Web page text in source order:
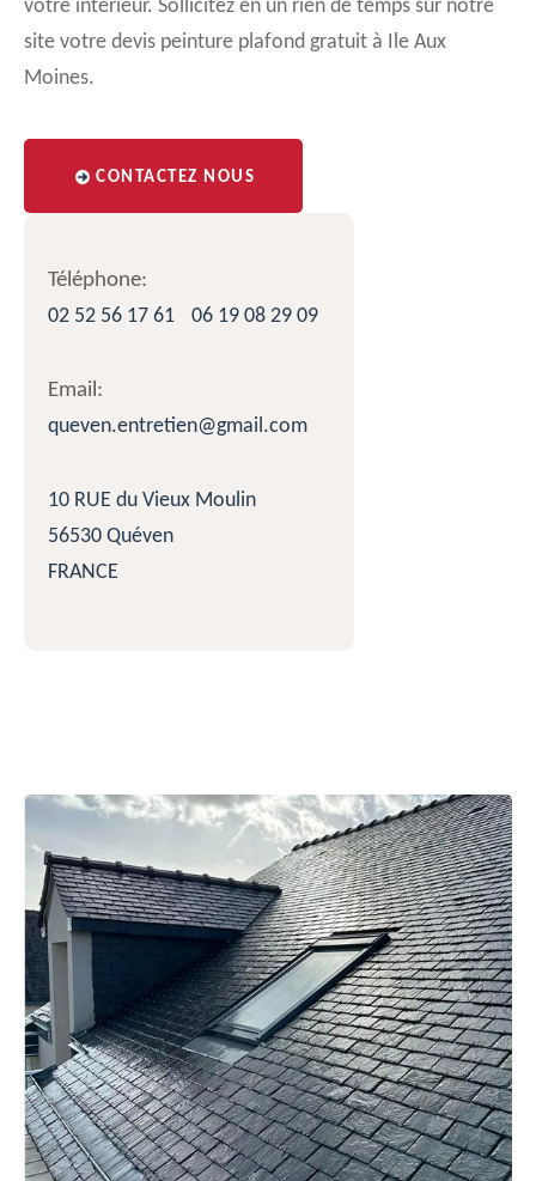
votre intérieur. Sollicitez en un rien de temps sur notre
site votre devis peinture plafond gratuit à Ile Aux
Moines.
CONTACTEZ NOUS
Téléphone:
02 52 56 17 61
06 19 08 29 09
Email:
queven.entretien@gmail.com
10 RUE du Vieux Moulin
56530 Quéven
FRANCE